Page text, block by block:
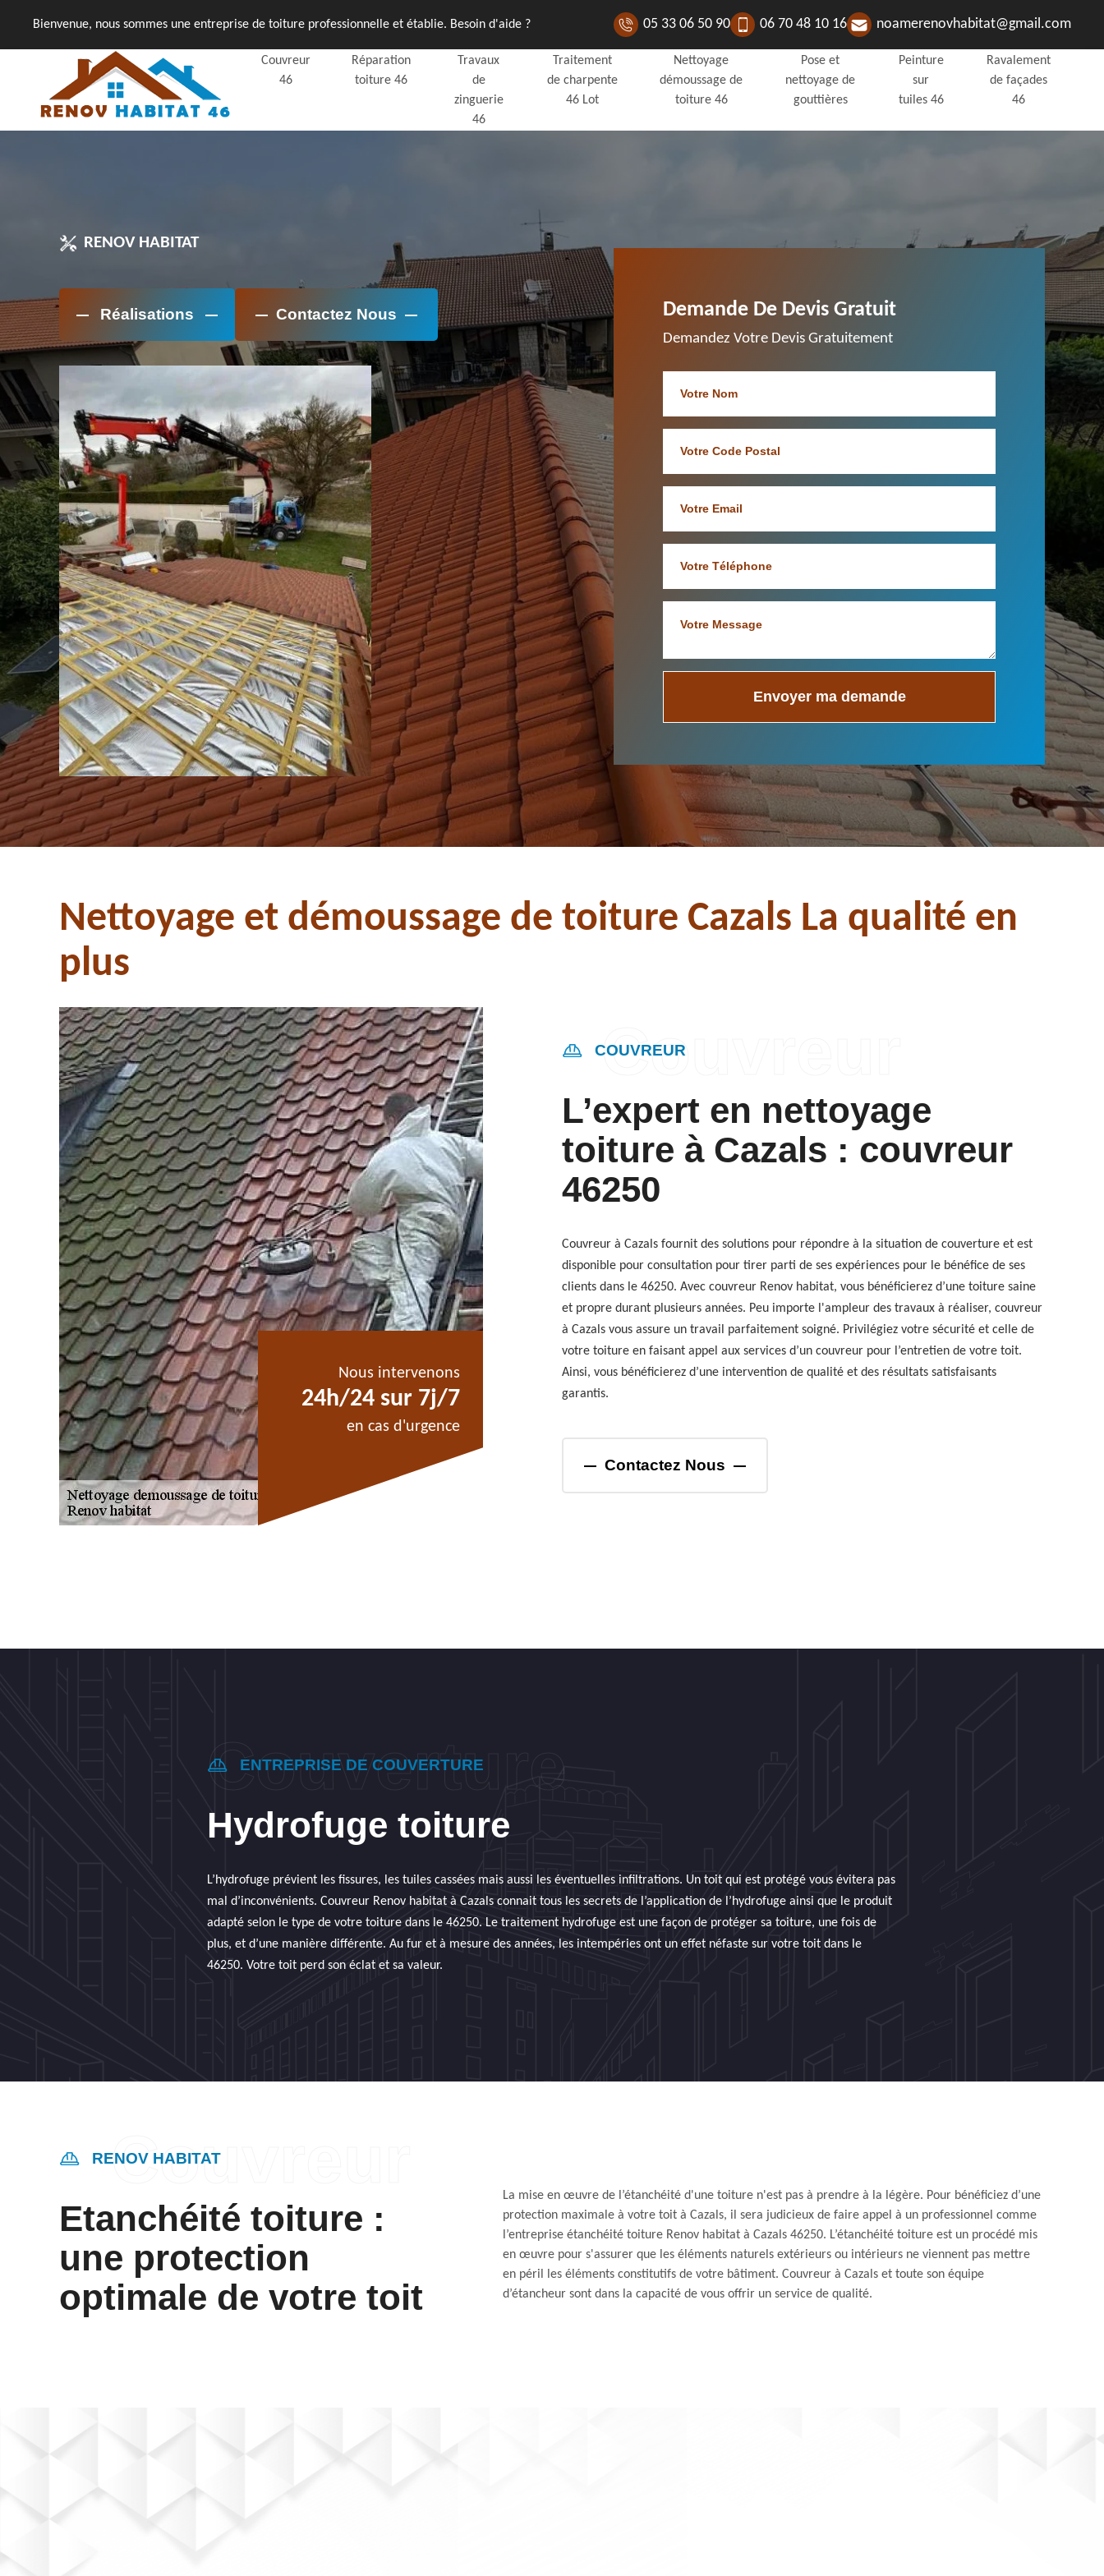
Bienvenue, nous sommes une entreprise de toiture professionnelle et établie. Besoin d'aide ? 05 33 06 50 90 06 70 48 10 16 noamerenovhabitat@gmail.com
Couvreur
46
Réparation
toiture 46
Travaux
de
zinguerie
46
Traitement
de charpente
46 Lot
Nettoyage
démoussage de
toiture 46
Pose et
nettoyage de
gouttières
Peinture
sur
tuiles 46
Ravalement
de façades
46
RENOV HABITAT
Réalisations Contactez Nous Demande De Devis Gratuit
Demandez Votre Devis Gratuitement
Nettoyage et démoussage de toiture Cazals La qualité en
plus
Nous intervenons
24h/24 sur 7j/7
en cas d'urgence
COUVREUR
L’expert en nettoyage
toiture à Cazals : couvreur
46250
Couvreur à Cazals fournit des solutions pour répondre à la situation de couverture et est
disponible pour consultation pour tirer parti de ses expériences pour le bénéfice de ses
clients dans le 46250. Avec couvreur Renov habitat, vous bénéficierez d’une toiture saine
et propre durant plusieurs années. Peu importe l'ampleur des travaux à réaliser, couvreur
à Cazals vous assure un travail parfaitement soigné. Privilégiez votre sécurité et celle de
votre toiture en faisant appel aux services d’un couvreur pour l’entretien de votre toit.
Ainsi, vous bénéficierez d’une intervention de qualité et des résultats satisfaisants
garantis.
Contactez Nous
ENTREPRISE DE COUVERTURE
Hydrofuge toiture
L’hydrofuge prévient les fissures, les tuiles cassées mais aussi les éventuelles infiltrations. Un toit qui est protégé vous évitera pas
mal d’inconvénients. Couvreur Renov habitat à Cazals connait tous les secrets de l’application de l’hydrofuge ainsi que le produit
adapté selon le type de votre toiture dans le 46250. Le traitement hydrofuge est une façon de protéger sa toiture, une fois de
plus, et d’une manière différente. Au fur et à mesure des années, les intempéries ont un effet néfaste sur votre toit dans le
46250. Votre toit perd son éclat et sa valeur.
RENOV HABITAT
Etanchéité toiture :
une protection
optimale de votre toit
La mise en œuvre de l’étanchéité d'une toiture n'est pas à prendre à la légère. Pour bénéficiez d’une
protection maximale à votre toit à Cazals, il sera judicieux de faire appel à un professionnel comme
l’entreprise étanchéité toiture Renov habitat à Cazals 46250. L’étanchéité toiture est un procédé mis
en œuvre pour s'assurer que les éléments naturels extérieurs ou intérieurs ne viennent pas mettre
en péril les éléments constitutifs de votre bâtiment. Couvreur à Cazals et toute son équipe
d’étancheur sont dans la capacité de vous offrir un service de qualité.